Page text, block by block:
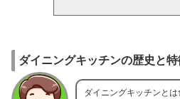
ダイニングキッチンの歴史と特
ダイニングキッチンと